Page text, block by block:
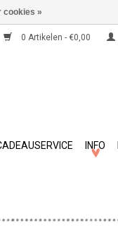
0 Artikelen - €0,00
INFO
cookies »